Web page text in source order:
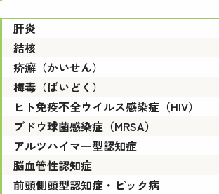
肝炎
結核
疥癬（かいせん）
梅毒（ばいどく）
ヒト免疫不全ウイルス感染症（HIV）
ブドウ球菌感染症（MRSA）
アルツハイマー型認知症
脳血管性認知症
前頭側頭型認知症・ピック病